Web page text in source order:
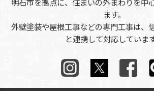
ます。
外壁塗装や屋根工事などの専門工事は、
と連携して対応しています